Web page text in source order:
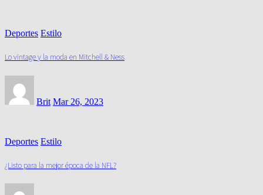
Deportes Estilo
Lo vintage y la moda en Mitchell & Ness
Brit Mar 26, 2023
Deportes Estilo
¿Listo para la mejor época de la NFL?